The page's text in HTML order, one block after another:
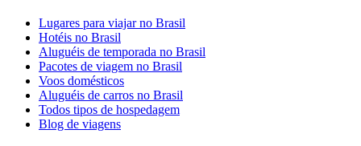
Lugares para viajar no Brasil
Hotéis no Brasil
Aluguéis de temporada no Brasil
Pacotes de viagem no Brasil
Voos domésticos
Aluguéis de carros no Brasil
Todos tipos de hospedagem
Blog de viagens